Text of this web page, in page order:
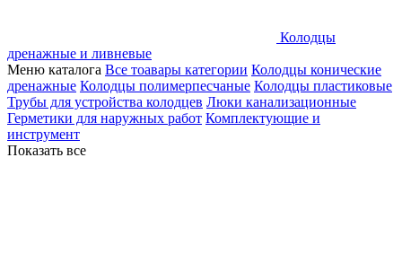
Колодцы
дренажные и ливневые
Меню каталога Все тоавары категории Колодцы конические
дренажные Колодцы полимерпесчаные Колодцы пластиковые
Трубы для устройства колодцев Люки канализационные
Герметики для наружных работ Комплектующие и
инструмент
Показать все